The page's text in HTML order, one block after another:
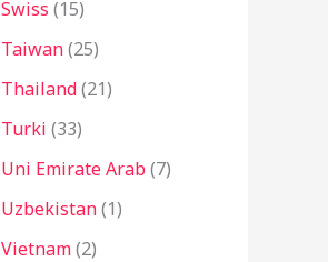
(15)
(25)
(21)
(33)
Emirate Arab(7)
(1)
(2)